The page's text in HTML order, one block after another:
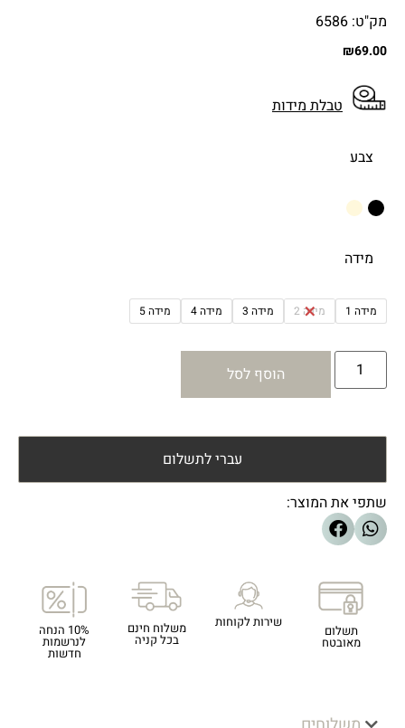
מק"ט: 6586
₪69.00
טבלת מידות
צבע
מידה
מידה 1 מידה 2 מידה 3 מידה 4 מידה 5
הוסף לסל
עברי לתשלום
שתפי את המוצר:
תשלום
מאובטח
שירות לקוחות משלוח חינם
בכל קניה
10% הנחה
לנרשמות
חדשות